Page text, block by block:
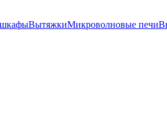
ВытяжкиМикроволновые печи